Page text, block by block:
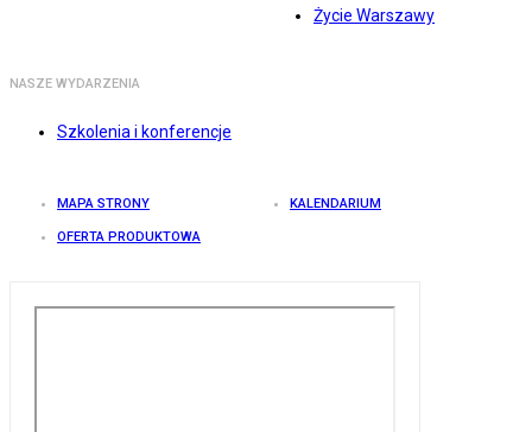
Życie Warszawy
NASZE WYDARZENIA
Szkolenia i konferencje
MAPA STRONY KALENDARIUM
OFERTA PRODUKTOWA